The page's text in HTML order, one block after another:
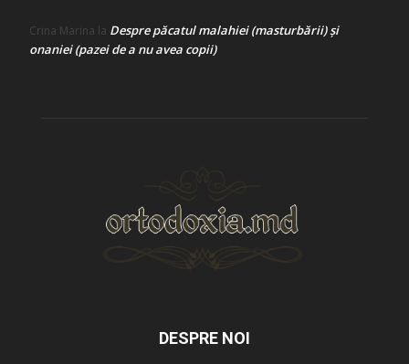
Crina Marina la Despre păcatul malahiei (masturbării) şi
onaniei (pazei de a nu avea copii)
DESPRE NOI